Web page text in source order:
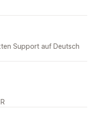
Support auf Deutsch